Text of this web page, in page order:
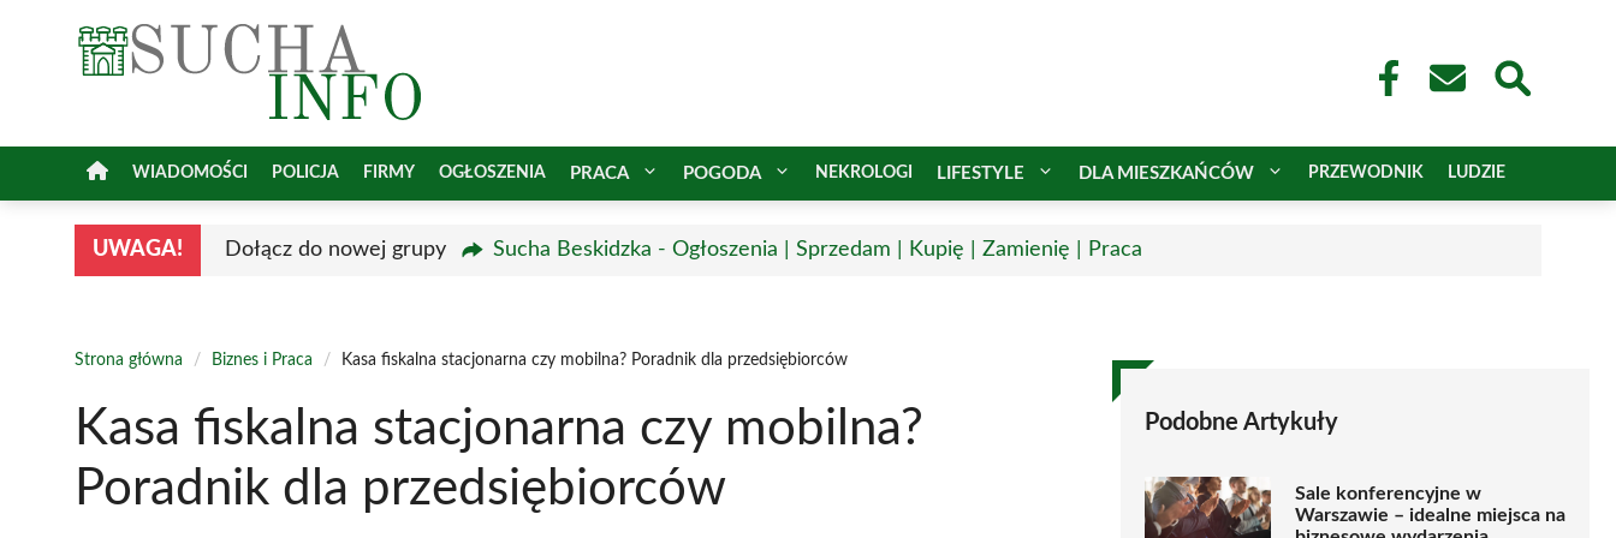
WIADOMOŚCI POLICJA FIRMY OGŁOSZENIA PRACA POGODA NEKROLOGI LIFESTYLE DLA MIESZKAŃCÓW PRZEWODNIK LUDZIE
UWAGA! Dołącz do nowej grupy Sucha Beskidzka - Ogłoszenia | Sprzedam | Kupię | Zamienię | Praca
Strona główna / Biznes i Praca / Kasa fiskalna stacjonarna czy mobilna? Poradnik dla przedsiębiorców
Kasa fiskalna stacjonarna czy mobilna?
Poradnik dla przedsiębiorców
Podobne Artykuły
Sale konferencyjne w
Warszawie – idealne miejsca na